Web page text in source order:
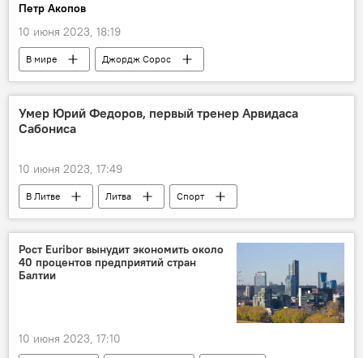
Петр Акопов
10 июня 2023, 18:19
В мире
Джордж Сорос
Си Цзиньпин
Россия
Китай
НАТО
Умер Юрий Федоров, первый тренер Арвидаса
Сабониса
10 июня 2023, 17:49
В Литве Литва
Спорт
баскетбол
Рост Euribor вынудит экономить около
40 процентов предприятий стран
Балтии
10 июня 2023, 17:10